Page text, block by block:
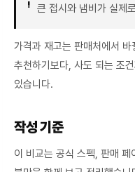
큰 접시와 냄비가 실제
가격과 재고는 판매처에서
추천하기보다, 사도 되는 조
있습니다.
작성 기준
이 비교는 공식 스펙, 판매